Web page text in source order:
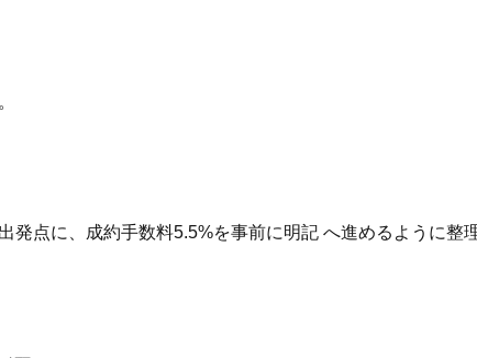
点に、成約手数料5.5%を事前に明記 へ進めるように整